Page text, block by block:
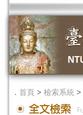
． 首頁 > 檢索系統 >